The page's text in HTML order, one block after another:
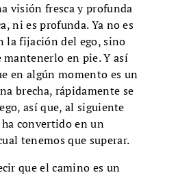
visión fresca y profunda
ni es profunda. Ya no es
la fijación del ego, sino
en pie. Y así
en algún momento es un
brecha, rápidamente se
así que, al siguiente
convertido en un
tenemos que superar.
que el camino es un